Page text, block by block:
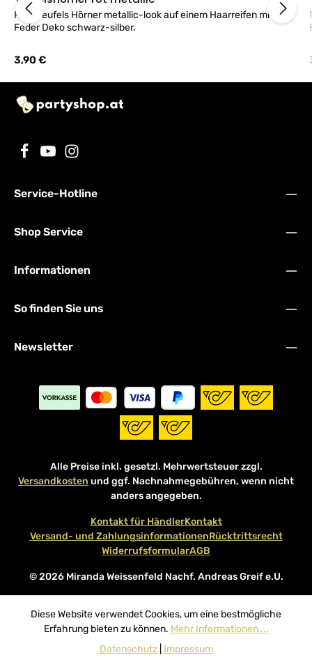
Rote Teufels Hörner metallic-look auf einem Haarreifen mit
Feder Deko schwarz-silber.
Regulärer Preis:
3,90 €
Service-Hotline
Shop Service
Informationen
So finden Sie uns
Newsletter
Alle Preise inkl. gesetzl. Mehrwertsteuer zzgl.
Versandkosten und ggf. Nachnahmegebühren, wenn nicht
anders angegeben.
© 2026 Miranda Weissenfeld Nachf. Andreas Greif e.U.
Kontakt für HändlerKontakt
Versand- und ZahlungsinformationenRücktrittsrecht
WiderrufsformularAGB
Diese Website verwendet Cookies, um eine bestmögliche
Erfahrung bieten zu können. Mehr Informationen ...
Datenschutz| Impressum